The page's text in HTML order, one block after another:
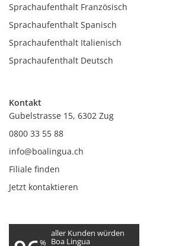
Sprachaufenthalt Französisch
Sprachaufenthalt Spanisch
Sprachaufenthalt Italienisch
Sprachaufenthalt Deutsch
Kontakt
Gubelstrasse 15, 6302 Zug
0800 33 55 88
info@boalingua.ch
Filiale finden
Jetzt kontaktieren
%
aller Kunden würden
Boa Lingua